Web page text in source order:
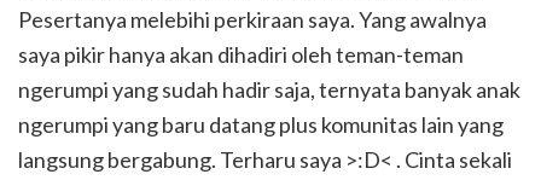
Pesertanya melebihi perkiraan saya. Yang awalnya
saya pikir hanya akan dihadiri oleh teman-teman
ngerumpi yang sudah hadir saja, ternyata banyak anak
ngerumpi yang baru datang plus komunitas lain yang
langsung bergabung. Terharu saya >:D< . Cinta sekali